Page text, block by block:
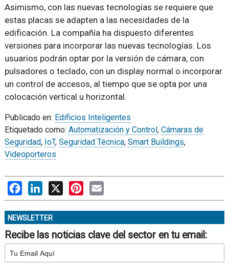
Asimismo, con las nuevas tecnologías se requiere que
estas placas se adapten a las necesidades de la
edificación. La compañía ha dispuesto diferentes
versiones para incorporar las nuevas tecnologías. Los
usuarios podrán optar por la versión de cámara, con
pulsadores o teclado, con un display normal o incorporar
un control de accesos, al tiempo que se opta por una
colocación vertical u horizontal.
Publicado en: Edificios Inteligentes
Etiquetado como: Automatización y Control , Cámaras de
Seguridad, IoT, Seguridad Técnica, Smart Buildings,
Videoporteros
FacebookLinkedIn Pinterest
NEWSLETTER
Recibe las noticias clave del sector en tu email: